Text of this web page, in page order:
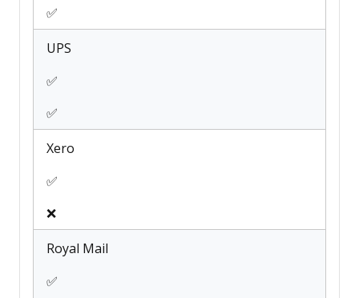
✅
UPS
✅
✅
Xero
✅
❌
Royal Mail
✅